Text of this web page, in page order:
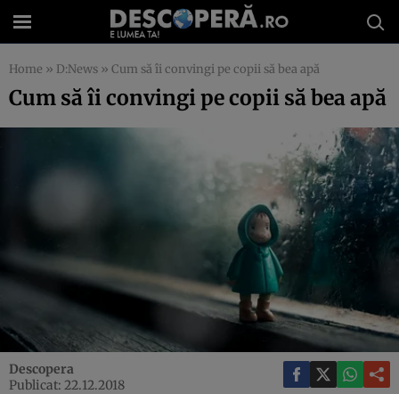
Home » D:News » Cum să îi convingi pe copii să bea apă
Cum să îi convingi pe copii să bea apă
Descopera
Publicat: 22.12.2018